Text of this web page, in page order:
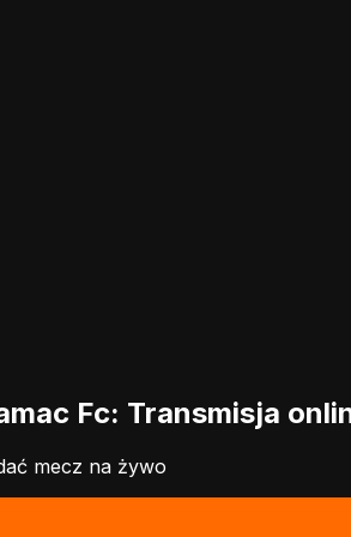
Fc: Transmisja
mecz na żywo